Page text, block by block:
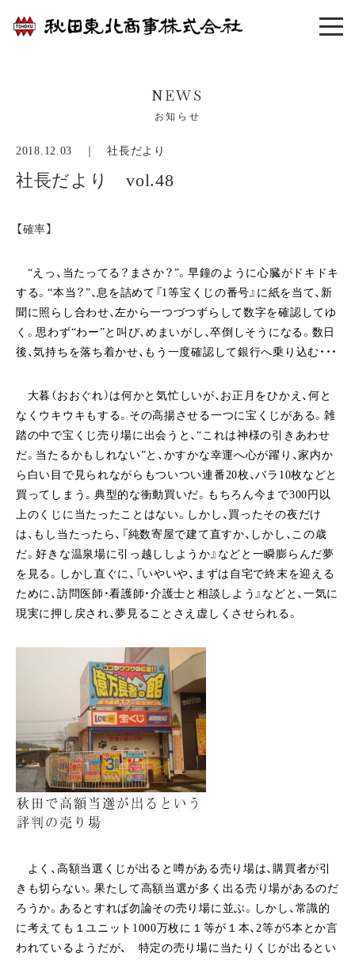
NEWS
お知らせ
2018.12.03 ｜社長だより
社長だより vol.48
【確率】
“えっ、当たってる？まさか？”。早鐘のように心臓がドキドキ
する。“本当？”、息を詰めて『1等宝くじの番号』に紙を当て、新
聞に照らし合わせ、左から一つづつずらして数字を確認してゆ
く。思わず“わー”と叫び、めまいがし、卒倒しそうになる。数日
後、気持ちを落ち着かせ、もう一度確認して銀行へ乗り込む・・・
大暮（おおぐれ）は何かと気忙しいが、お正月をひかえ、何と
なくウキウキもする。その高揚させる一つに宝くじがある。雑
踏の中で宝くじ売り場に出会うと、“これは神様の引きあわせ
だ。当たるかもしれない”と、かすかな幸運へ心が躍り、家内か
ら白い目で見られながらもついつい連番20枚、バラ10枚などと
買ってしまう。典型的な衝動買いだ。もちろん今まで300円以
上のくじに当たったことはない。しかし、買ったその夜だけ
は、もし当たったら、『純数寄屋で建て直すか、しかし、この歳
だ。好きな温泉場に引っ越ししようか』などと一瞬膨らんだ夢
を見る。しかし直ぐに、『いやいや、まずは自宅で終末を迎える
ために、訪問医師・看護師・介護士と相談しよう』などと、一気に
現実に押し戻され、夢見ることさえ虚しくさせられる。
よく、高額当選くじが出ると噂がある売り場は、購買者が引
きも切らない。果たして高額当選が多く出る売り場があるのだ
ろうか。あるとすれば勿論その売り場に並ぶ。しかし、常識的
に考えても１ユニット1000万枚に１等が１本、2等が5本とか言
われているようだが、 特定の売り場に当たりくじが出るとい